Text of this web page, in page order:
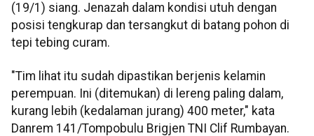
(19/1) siang. Jenazah dalam kondisi utuh dengan
posisi tengkurap dan tersangkut di batang pohon di
tepi tebing curam.
"Tim lihat itu sudah dipastikan berjenis kelamin
perempuan. Ini (ditemukan) di lereng paling dalam,
kurang lebih (kedalaman jurang) 400 meter," kata
Danrem 141/Tompobulu Brigjen TNI Clif Rumbayan.